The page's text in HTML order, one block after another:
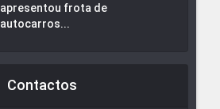
apresentou frota de
autocarros...
Contactos